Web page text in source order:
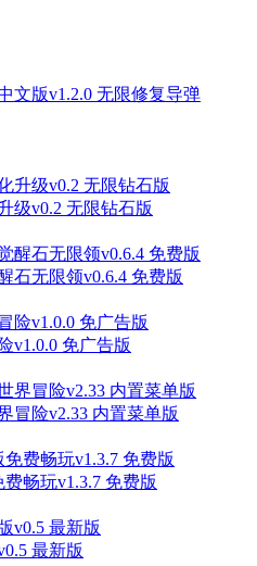
文版v1.2.0 无限修复导弹
级v0.2 无限钻石版
石无限领v0.6.4 免费版
v1.0.0 免广告版
冒险v2.33 内置菜单版
畅玩v1.3.7 免费版
最新版